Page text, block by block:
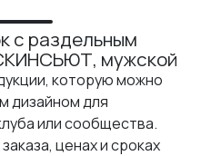
с раздельным
мужской
которую можно
дизайном для
или сообщества.
ценах и сроках